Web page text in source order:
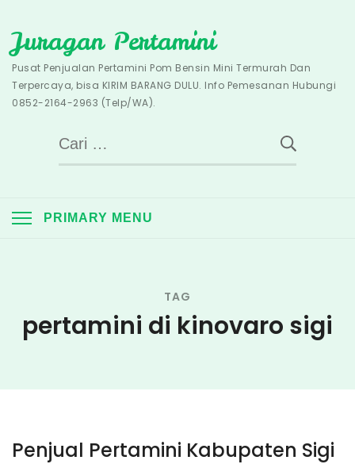
to
content
Juragan Pertamini
Pusat Penjualan Pertamini Pom Bensin Mini Termurah Dan
Terpercaya, bisa KIRIM BARANG DULU. Info Pemesanan Hubungi
0852-2164-2963 (Telp/WA).
Cari
untuk:
PRIMARY MENU
TAG
pertamini di kinovaro sigi
Penjual Pertamini Kabupaten Sigi